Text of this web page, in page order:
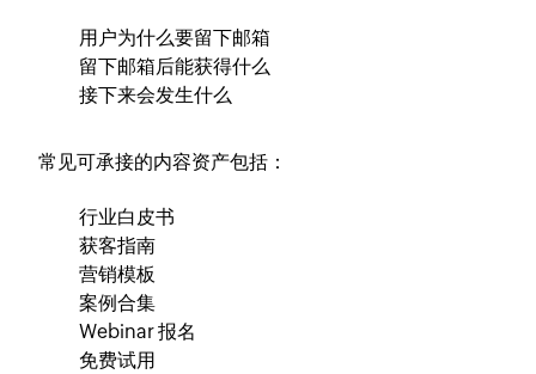
用户为什么要留下邮箱
留下邮箱后能获得什么
接下来会发生什么
常见可承接的内容资产包括：
行业白皮书
获客指南
营销模板
案例合集
Webinar 报名
免费试用